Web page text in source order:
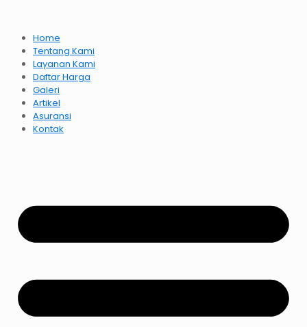
Home
Tentang Kami
Layanan Kami
Daftar Harga
Galeri
Artikel
Asuransi
Kontak